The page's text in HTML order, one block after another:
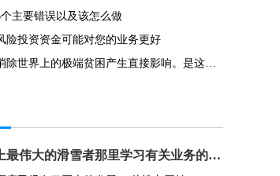
主要错误以及该怎么做
险投资资金可能对您的业务更好
企业家可以对消除世界上的极端贫困产生直接影响。是这样的。
您可以从世界上最伟大的滑雪者那里学习有关业务的3课